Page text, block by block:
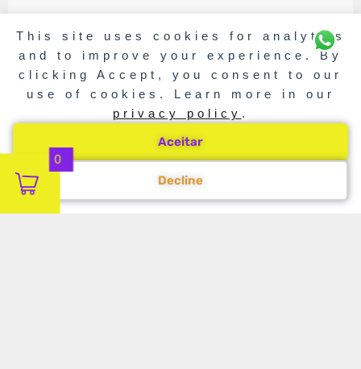
This site uses cookies for analytics
and to improve your experience. By
clicking Accept, you consent to our
use of cookies. Learn more in our
privacy policy .
Aceitar
Decline
0